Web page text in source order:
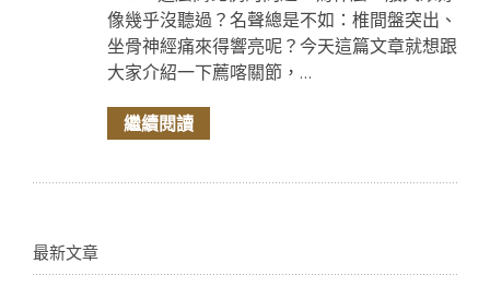
像幾乎沒聽過？名聲總是不如：椎間盤突出、
坐骨神經痛來得響亮呢？今天這篇文章就想跟
大家介紹一下薦喀關節，...
繼續閱讀
最新文章